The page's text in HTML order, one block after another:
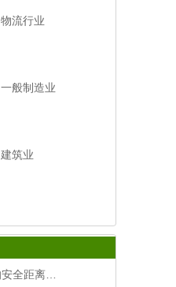
物流行业
一般制造业
建筑业